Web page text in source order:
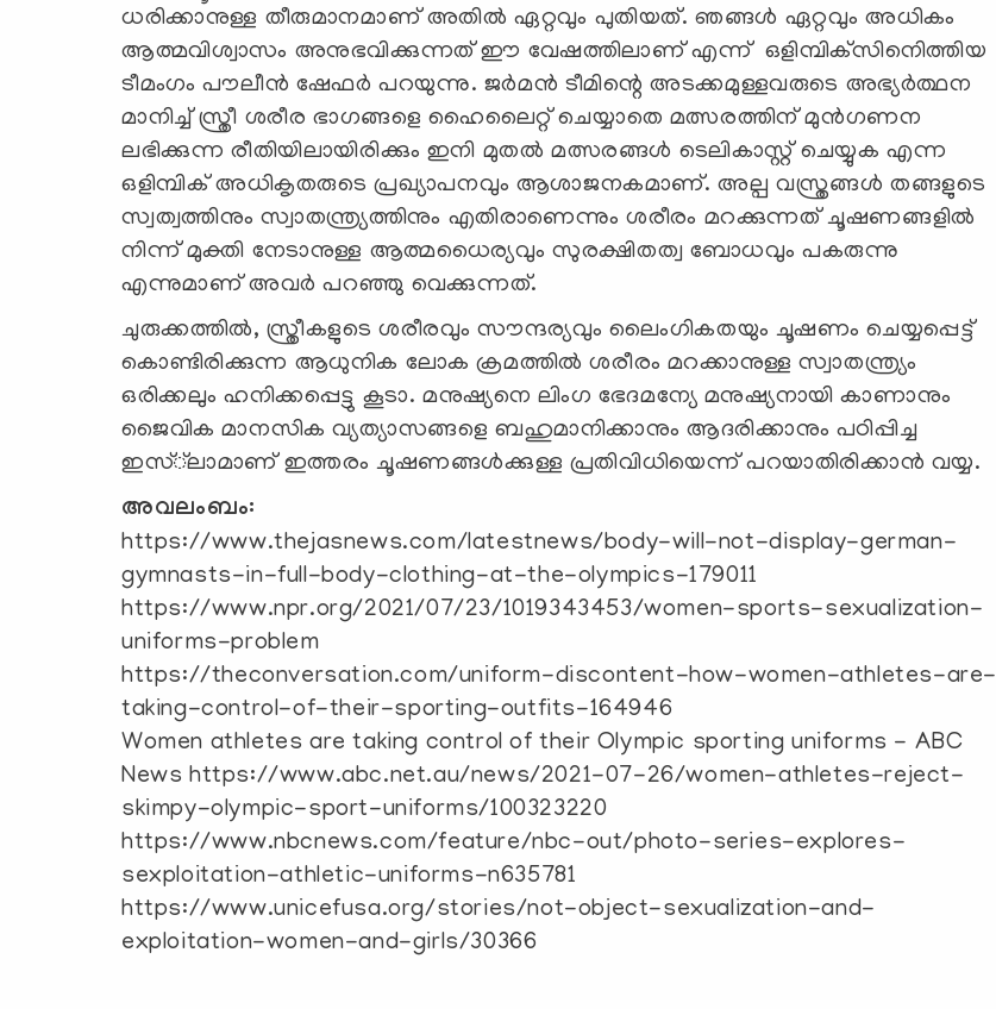
ധരിക്കാനുള്ള തീരുമാനമാണ് അതില്‍ ഏറ്റവും പുതിയത്. ഞങ്ങള്‍ ഏറ്റവും അധികം
ആത്മവിശ്വാസം അനുഭവിക്കുന്നത് ഈ വേഷത്തിലാണ് എന്ന് ഒളിമ്പിക്‌സിനെിത്തിയ
ടീമംഗം പൗലീന്‍ ഷേഫര്‍ പറയുന്നു. ജര്‍മന്‍ ടീമിന്റെ അടക്കമുള്ളവരുടെ അഭ്യര്‍ത്ഥന
മാനിച്ച് സ്ത്രീ ശരീര ഭാഗങ്ങളെ ഹൈലൈറ്റ് ചെയ്യാതെ മത്സരത്തിന് മുന്‍ഗണന
ലഭിക്കുന്ന രീതിയിലായിരിക്കും ഇനി മുതല്‍ മത്സരങ്ങള്‍ ടെലികാസ്റ്റ് ചെയ്യുക എന്ന
ഒളിമ്പിക് അധികൃതരുടെ പ്രഖ്യാപനവും ആശാജനകമാണ്. അല്പ വസ്ത്രങ്ങള്‍ തങ്ങളുടെ
സ്വത്വത്തിനും സ്വാതന്ത്ര്യത്തിനും എതിരാണെന്നും ശരീരം മറക്കുന്നത് ചൂഷണങ്ങളില്‍
നിന്ന് മുക്തി നേടാനുള്ള ആത്മധൈര്യവും സുരക്ഷിതത്വ ബോധവും പകരുന്നു
എന്നുമാണ് അവര്‍ പറഞ്ഞു വെക്കുന്നത്.
ചുരുക്കത്തില്‍, സ്ത്രീകളുടെ ശരീരവും സൗന്ദര്യവും ലൈംഗികതയും ചൂഷണം ചെയ്യപ്പെട്ട്
കൊണ്ടിരിക്കുന്ന ആധുനിക ലോക ക്രമത്തില്‍ ശരീരം മറക്കാനുള്ള സ്വാതന്ത്ര്യം
ഒരിക്കലും ഹനിക്കപ്പെട്ടു കൂടാ. മനുഷ്യനെ ലിംഗ ഭേദമന്യേ മനുഷ്യനായി കാണാനും
ജൈവിക മാനസിക വ്യത്യാസങ്ങളെ ബഹുമാനിക്കാനും ആദരിക്കാനും പഠിപ്പിച്ച
ഇസ്്‌ലാമാണ് ഇത്തരം ചൂഷണങ്ങള്‍ക്കുള്ള പ്രതിവിധിയെന്ന് പറയാതിരിക്കാന്‍ വയ്യ.
അവലംബം:
https://www.thejasnews.com/latestnews/body-will-not-display-german-
gymnasts-in-full-body-clothing-at-the-olympics-179011
https://www.npr.org/2021/07/23/1019343453/women-sports-sexualization-
uniforms-problem
https://theconversation.com/uniform-discontent-how-women-athletes-are-
taking-control-of-their-sporting-outfits-164946
Women athletes are taking control of their Olympic sporting uniforms - ABC
News https://www.abc.net.au/news/2021-07-26/women-athletes-reject-
skimpy-olympic-sport-uniforms/100323220
https://www.nbcnews.com/feature/nbc-out/photo-series-explores-
sexploitation-athletic-uniforms-n635781
https://www.unicefusa.org/stories/not-object-sexualization-and-
exploitation-women-and-girls/30366